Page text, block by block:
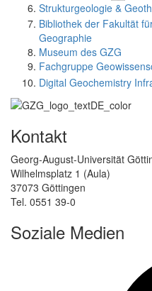
Strukturgeologie &
Bibliothek der Fakultät
Geographie
Museum des GZG
Fachgruppe
Digital Geochemistry
Kontakt
Georg-August-Universität
Wilhelmsplatz 1 (Aula)
37073 Göttingen
Tel. 0551 39-0
Soziale Medien